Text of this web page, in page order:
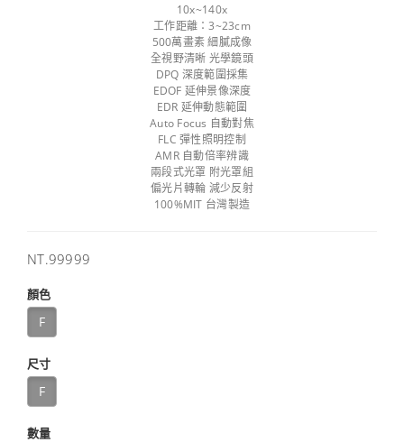
10x~140x
工作距離：3~23cm
500萬畫素 細膩成像
全視野清晰 光學鏡頭
DPQ 深度範圍採集
EDOF 延伸景像深度
EDR 延伸動態範圍
Auto Focus 自動對焦
FLC 彈性照明控制
AMR 自動倍率辨識
兩段式光罩 附光罩組
偏光片轉輪 減少反射
100%MIT 台灣製造
售
NT.99999
顏色
F
尺寸
F
數量